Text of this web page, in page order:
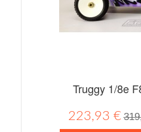
Truggy 1/8e
223,93 €